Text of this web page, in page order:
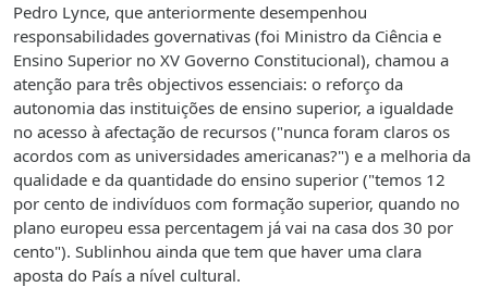
Pedro Lynce, que anteriormente desempenhou
responsabilidades governativas (foi Ministro da Ciência e
Ensino Superior no XV Governo Constitucional), chamou a
atenção para três objectivos essenciais: o reforço da
autonomia das instituições de ensino superior, a igualdade
no acesso à afectação de recursos ("nunca foram claros os
acordos com as universidades americanas?") e a melhoria da
qualidade e da quantidade do ensino superior ("temos 12
por cento de indivíduos com formação superior, quando no
plano europeu essa percentagem já vai na casa dos 30 por
cento"). Sublinhou ainda que tem que haver uma clara
aposta do País a nível cultural.